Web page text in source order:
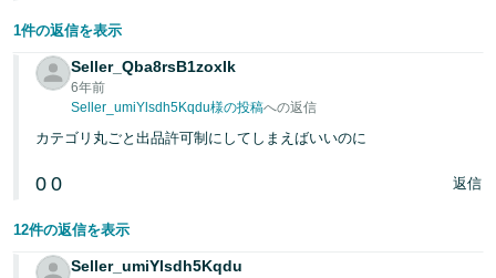
1件の返信を表示
Seller_Qba8rsB1zoxIk
6年前
Seller_umiYlsdh5Kqdu様の投稿への返信
カテゴリ丸ごと出品許可制にしてしまえばいいのに
0 0 返信
12件の返信を表示
Seller_umiYlsdh5Kqdu